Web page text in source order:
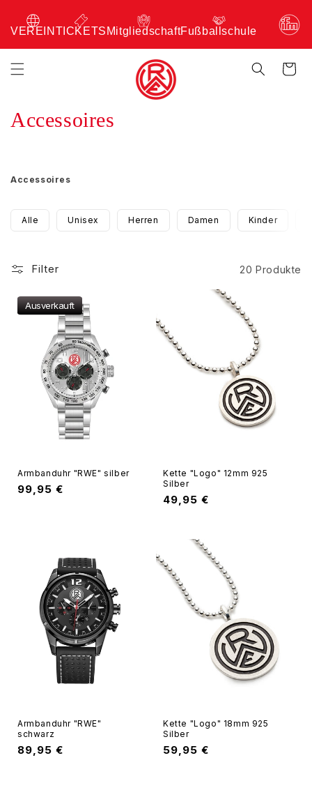
VEREIN TICKETS MitgliedschaftFußballschule
K
t
g
Accessoires
Accessoires
Alle Unisex Herren Damen Kinder
Filter 20 Produkte
Ausverkauft
Armbanduhr "RWE" silber
Normaler
99,95 €
Kette "Logo" 12mm 925
Silber
Normaler
49,95 €
Armbanduhr "RWE"
schwarz
Normaler
89,95 €
Kette "Logo" 18mm 925
Silber
Normaler
59,95 €